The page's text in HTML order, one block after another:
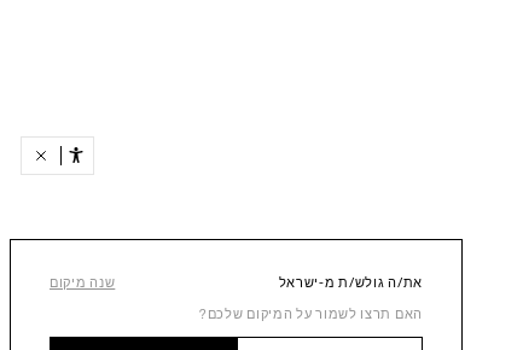
את/ה גולש/ת מ-ישראל
שנה מיקום
האם תרצו לשמור על המיקום שלכם?